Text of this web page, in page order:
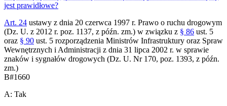
jest prawidłowe?
Art. 24 ustawy z dnia 20 czerwca 1997 r. Prawo o ruchu drogowym
(Dz. U. z 2012 r. poz. 1137, z późn. zm.) w związku z § 86 ust. 5
oraz § 90 ust. 5 rozporządzenia Ministrów Infrastruktury oraz Spraw
Wewnętrznych i Administracji z dnia 31 lipca 2002 r. w sprawie
znaków i sygnałów drogowych (Dz. U. Nr 170, poz. 1393, z późn.
zm.)
B#1660
A: Tak